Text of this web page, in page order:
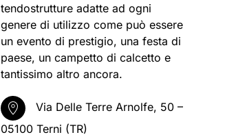
tendostrutture adatte ad ogni
genere di utilizzo come può essere
un evento di prestigio, una festa di
paese, un campetto di calcetto e
tantissimo altro ancora.
Via Delle Terre Arnolfe, 50 –
05100 Terni (TR)